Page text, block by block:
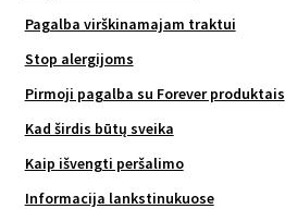
Pagalba virškinamajam traktui
Stop alergijoms
Pirmoji pagalba su Forever produktais
Kad širdis būtų sveika
Kaip išvengti peršalimo
Informacija lankstinukuose